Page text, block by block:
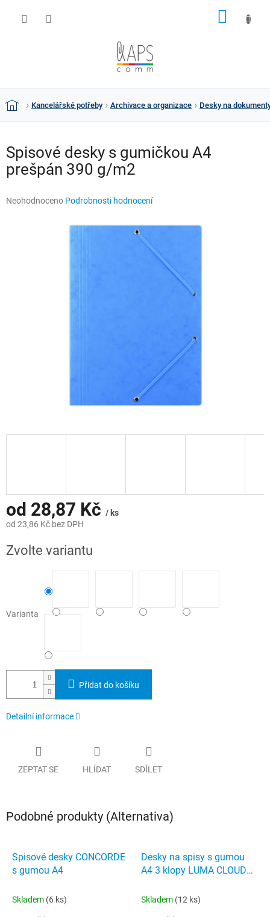
DomůKancelářské potřeby Archivace a organizace Desky na
Spisové desky s gumičkou A4
prešpán 390 g/m2
Průměrné
Neohodnoceno Podrobnosti hodnocení
od 28,87 Kč / ks
od 23,86 Kč bez DPH
cena:
Zvolte variantu
Varianta
Přidat do košíku
Detailní informace
ZEPTAT SE HLÍDAT SDÍLET
Podobné produkty (Alternativa)
Spisové desky CONCORDE
s gumou A4
Skladem (6 ks)
Desky na spisy s gumou
A4 3 klopy LUMA CLOUDS
Skladem (12 ks)